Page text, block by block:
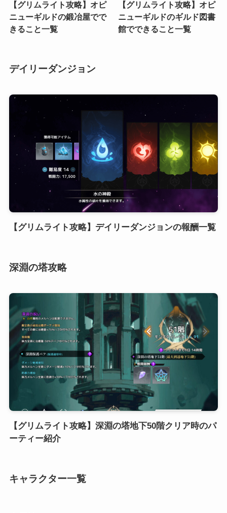
【グリムライト攻略】オピ
ニューギルドの鍛冶屋でで
きること一覧
【グリムライト攻略】オピ
ニューギルドのギルド図書
館でできること一覧
デイリーダンジョン
【グリムライト攻略】デイリーダンジョンの報酬一覧
深淵の塔攻略
【グリムライト攻略】深淵の塔地下50階クリア時のパ
ーティー紹介
キャラクター一覧